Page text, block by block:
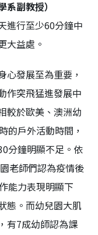
副教授）
進行至少60分鐘中
大益處。
心發展至為重要，
作突飛猛進發展中
較於歐美、澳洲幼
的戶外活動時間，
分鐘明顯不足。依
老師們認為疫情後
能力表現明顯下
態。而幼兒園大肌
有7成幼師認為課